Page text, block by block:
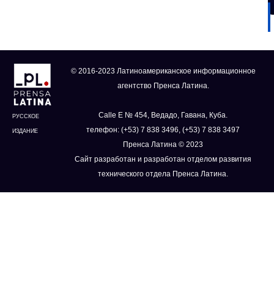
РУССКОЕ
ИЗДАНИЕ
© 2016-2023 Латиноамериканское информационное
агентство Пренса Латина.
Calle E № 454, Ведадо, Гавана, Куба.
телефон: (+53) 7 838 3496, (+53) 7 838 3497
Пренса Латина © 2023
Сайт разработан и разработан отделом развития
технического отдела Пренса Латина.